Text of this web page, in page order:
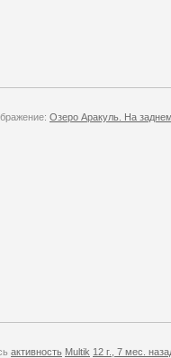
Озеро Аракуль. На
активность Multik 12 г., 7 мес.